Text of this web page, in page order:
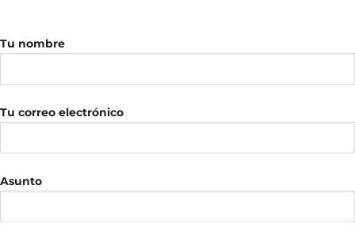
Tu nombre
Tu correo electrónico
Asunto